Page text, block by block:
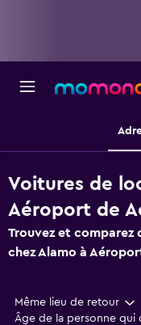
Voitures de
Aéroport de
Trouvez et comparez
chez Alamo à
Même lieu de retour
Âge de la personne qui